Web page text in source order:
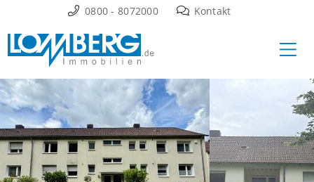
Inhalt
springen
0800 - 8072000 Kontakt
Verkauft